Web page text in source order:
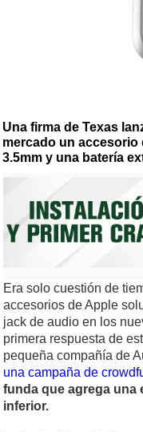
Una firma de Texas
mercado un accesorio
3.5mm y una batería
Era solo cuestión de
accesorios de Apple
jack de audio en los
primera respuesta de
pequeña compañía de
una campaña de
funda que agrega una
inferior.